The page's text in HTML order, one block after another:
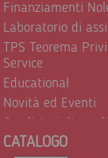
Finanziamenti
Laboratorio di
TPS Teorema
Service
Educational
Novità ed Eventi
Condizioni di
Trattamento dei
CATALOGO